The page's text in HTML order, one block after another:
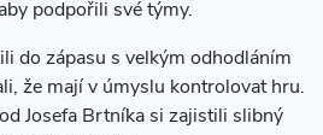
podpořili své týmy.
do zápasu s velkým odhodláním
že mají v úmyslu kontrolovat hru.
Josefa Brtníka si zajistili slibný